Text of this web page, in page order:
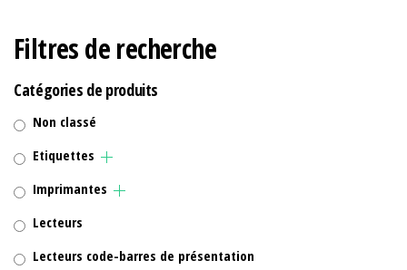
Filtres de recherche
Catégories de produits
Non classé
Etiquettes
Imprimantes
Lecteurs
Lecteurs code-barres de présentation